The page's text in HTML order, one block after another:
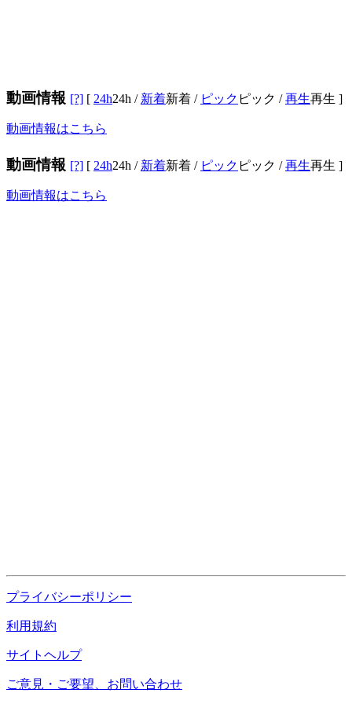
動画情報 [?] [ 24h24h / 新着新着 / ピック ピック /再生再生 ]
動画情報はこちら
動画情報 [?] [ 24h24h / 新着新着 / ピック ピック /再生再生 ]
動画情報はこちら
プライバシーポリシー
利用規約
サイトヘルプ
ご意見・ご要望、お問い合わせ